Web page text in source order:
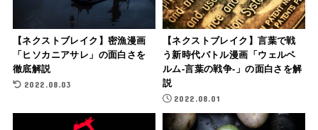
【ネクストブレイク】密漁漫画
「ヒソカニアサレ」の面白さを
徹底解説
2022.08.03
【ネクストブレイク】言葉で戦
う新時代バトル漫画「ウェルベ
ルム-言葉の戦争-」の面白さを解
説
2022.08.01